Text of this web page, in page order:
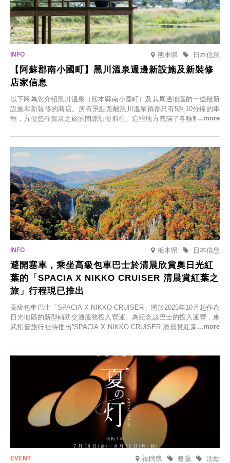
熊本県 日本信息
【阿蘇郡南小國町】黑川溫泉週邊新設施及新裝修
店家信息
以下將為您介紹黑川溫泉（熊本縣南小國町）及其周邊地區的一些最新
設施和新裝修的商店。所有景點距離黑川溫泉鎮都只有5到10分鐘的車
程，方便您在溫泉之旅的間隙順便前往。這些地方充滿了各種魅力，包
食材的餐廳。讓您體驗黑川溫泉的全新樂趣。
栃木県 日本信息
避開塞車，乘坐高級包車巴士於清晨欣賞奧日光紅
葉的「SPACIA X NIKKO CRUISER 清晨賞紅葉之
旅」行程現已推出
高級包車巴士「SPACIA X NIKKO CRUISER」將於2025年10月起作為
日光地區的新型輔助交通服務投入營運。為紀念該巴士的投入運營，東
武拓普旅行社特推出“SPACIA X NIKKO CRUISER 清晨賞紅葉之旅”，
福岡県 活動
餐廳